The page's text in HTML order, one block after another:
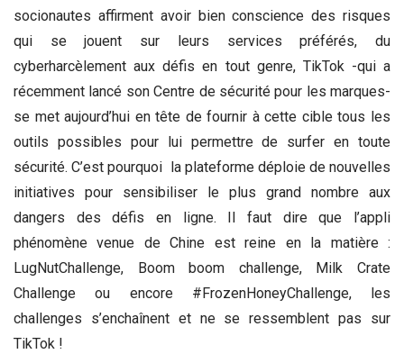
socionautes affirment avoir bien conscience des risques
qui se jouent sur leurs services préférés, du
cyberharcèlement aux défis en tout genre, TikTok -qui a
récemment lancé son Centre de sécurité pour les marques-
se met aujourd’hui en tête de fournir à cette cible tous les
outils possibles pour lui permettre de surfer en toute
sécurité. C’est pourquoi la plateforme déploie de nouvelles
initiatives pour sensibiliser le plus grand nombre aux
dangers des défis en ligne. Il faut dire que l’appli
phénomène venue de Chine est reine en la matière :
LugNutChallenge, Boom boom challenge, Milk Crate
Challenge ou encore #FrozenHoneyChallenge, les
challenges s’enchaînent et ne se ressemblent pas sur
TikTok !